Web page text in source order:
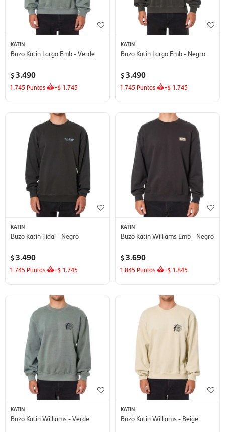
KATIN
Buzo Katin Largo Emb - Verde
$ 3.490
1.745 Puntos +$ 1.745
KATIN
Buzo Katin Largo Emb - Negro
$ 3.490
1.745 Puntos +$ 1.745
KATIN
Buzo Katin Tidal - Negro
$ 3.490
1.745 Puntos +$ 1.745
KATIN
Buzo Katin Williams Emb - Negro
$ 3.690
1.845 Puntos +$ 1.845
KATIN
Buzo Katin Williams - Verde
KATIN
Buzo Katin Williams - Beige